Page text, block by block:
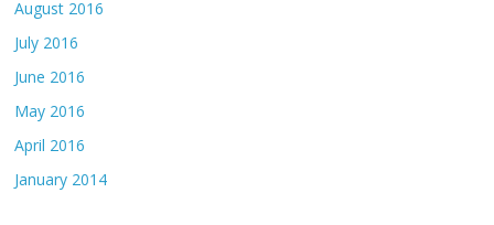
August 2016
July 2016
June 2016
May 2016
April 2016
January 2014